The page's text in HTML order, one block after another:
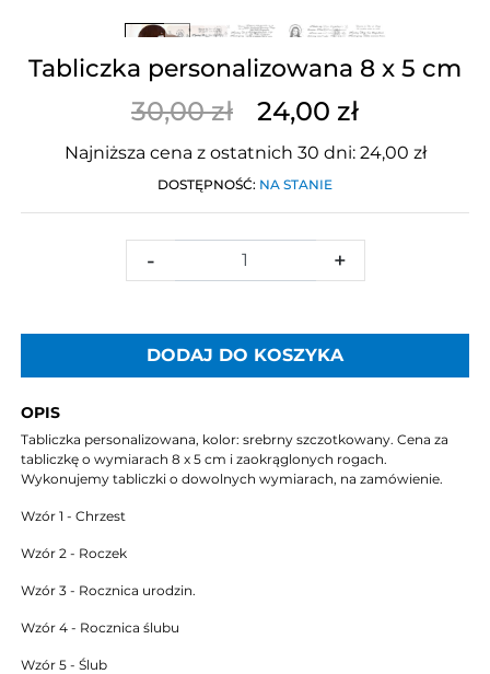
Tabliczka personalizowana 8 x 5 cm
30,00 zł 24,00 zł
Najniższa cena z ostatnich 30 dni: 24,00 zł
DOSTĘPNOŚĆ: NA STANIE
- +
DODAJ DO KOSZYKA
OPIS
Tabliczka personalizowana, kolor: srebrny szczotkowany. Cena za
tabliczkę o wymiarach 8 x 5 cm i zaokrąglonych rogach.
Wykonujemy tabliczki o dowolnych wymiarach, na zamówienie.
Wzór 1 - Chrzest
Wzór 2 - Roczek
Wzór 3 - Rocznica urodzin.
Wzór 4 - Rocznica ślubu
Wzór 5 - Ślub